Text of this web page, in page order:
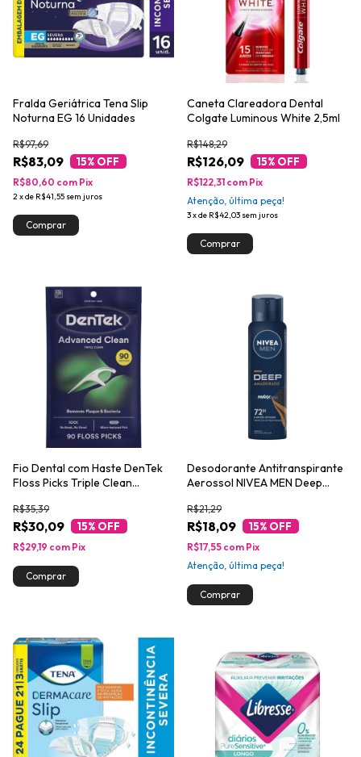
Fralda Geriátrica Tena Slip
Noturna EG 16 Unidades
R$83,09
R$97,69
15% OFF
2xde R$41,55 sem juros
R$80,60 com Pix
Caneta Clareadora Dental
Colgate Luminous White 2,5ml
R$126,09
R$148,29
15% OFF
3xde R$42,03 sem juros
R$122,31 com Pix
Atenção, última peça!
Fio Dental com Haste DenTek
Floss Picks Triple Clean
R$30,09
R$35,39
15% OFF
R$29,19 com Pix
Desodorante Antitranspirante
Aerossol NIVEA MEN Deep
R$18,09
R$21,29
15% OFF
R$17,55 com Pix
Atenção, última peça!